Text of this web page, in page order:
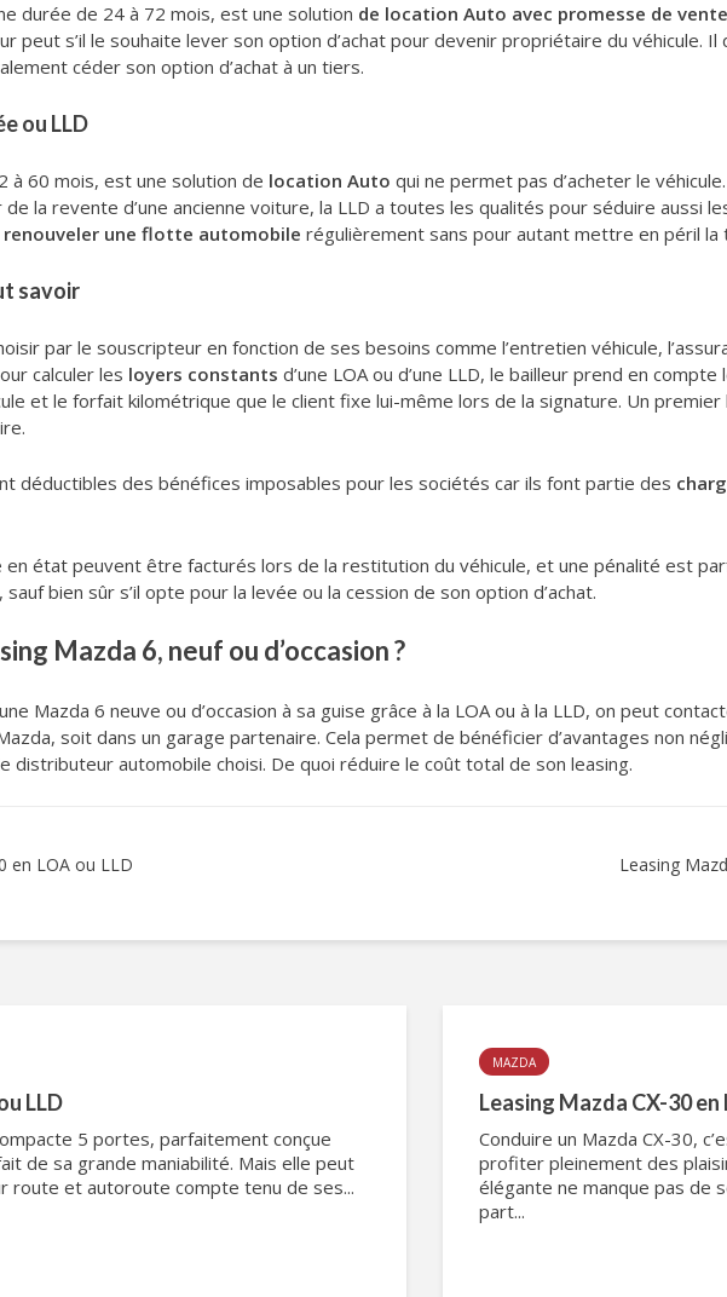
durée de 24 à 72 mois, est une solution de location Auto avec promesse de vente
peut s’il le souhaite lever son option d’achat pour devenir propriétaire du véhicule.
céder son option d’achat à un tiers.
ou LLD
à 60 mois, est une solution de location Auto qui ne permet pas d’acheter le
la revente d’une ancienne voiture, la LLD a toutes les qualités pour séduire aussi
renouveler une flotte automobile régulièrement sans pour autant mettre en péril
savoir
par le souscripteur en fonction de ses besoins comme l’entretien véhicule,
calculer les loyers constants d’une LOA ou d’une LLD, le bailleur prend en
et le forfait kilométrique que le client fixe lui-même lors de la signature. Un
déductibles des bénéfices imposables pour les sociétés car ils font partie des
en état peuvent être facturés lors de la restitution du véhicule, et une pénalité est
bien sûr s’il opte pour la levée ou la cession de son option d’achat.
Mazda 6, neuf ou d’occasion ?
Mazda 6 neuve ou d’occasion à sa guise grâce à la LOA ou à la LLD, on peut
soit dans un garage partenaire. Cela permet de bénéficier d’avantages non
distributeur automobile choisi. De quoi réduire le coût total de son leasing.
en LOA ou LLD Leasing
LLD
5 portes, parfaitement conçue
de sa grande maniabilité. Mais elle peut
route et autoroute compte tenu de ses...
MAZDA
Leasing Mazda CX-30 en
Conduire un Mazda CX-30,
profiter pleinement des
élégante ne manque pas de
part...